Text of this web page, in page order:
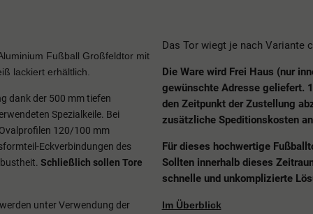
Fußball Großfeldtor mit
lackiert erhältlich.
dank der 500 mm tiefen
Spezialkeile. Bei
120/100 mm
Eckverbindungen des
Schließlich sollen Tore
unter Verwendung der
Das Tor wiegt je nach Variante
Die Ware wird Frei Haus (nur
gewünschte Adresse geliefert.
den Zeitpunkt der Zustellung
zusätzliche Speditionskosten
Für dieses hochwertige
Sollten innerhalb dieses
schnelle und unkomplizierte
Im Überblick